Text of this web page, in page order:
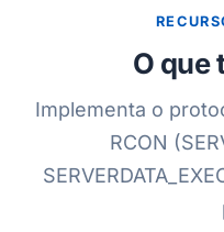
O que
Implementa o
RCON